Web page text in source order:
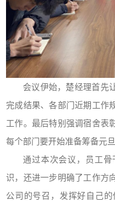
会议伊始，楚经理首先
完成结果、各部门近期工作
工作。最后特别强调宿舍表
每个部门要开始准备筹备元旦
通过本次会议，员工
识，还进一步明确了工作方
公司的号召，发挥好自己